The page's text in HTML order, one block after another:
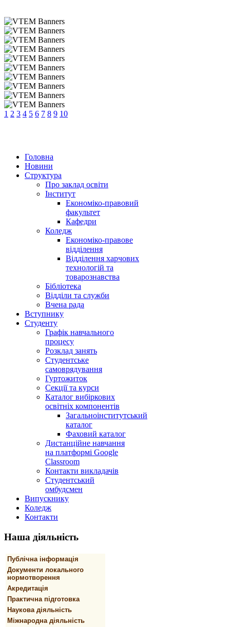
1 2 3 4 5 6 7 8 9 10
Головна
Новини
Структура
Про заклад освіти
Інститут
Економіко-правовий
факультет
Кафедри
Коледж
Економіко-правове
відділення
Відділення харчових
технологій та
товарознавства
Бібліотека
Відділи та служби
Вчена рада
Вступнику
Студенту
Графік навчального
процесу
Розклад занять
Студентське
самоврядування
Гуртожиток
Секції та курси
Каталог вибіркових
освітніх компонентів
Загальноінститутський
каталог
Фаховий каталог
Дистанційне навчання
на платформі Google
Classroom
Контакти викладачів
Студентський
омбудсмен
Випускнику
Коледж
Контакти
Наша діяльність
Публічна інформація
Документи локального
нормотворення
Акредитація
Практична підготовка
Наукова діяльність
Міжнародна діяльність